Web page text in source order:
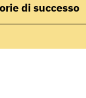
di successo